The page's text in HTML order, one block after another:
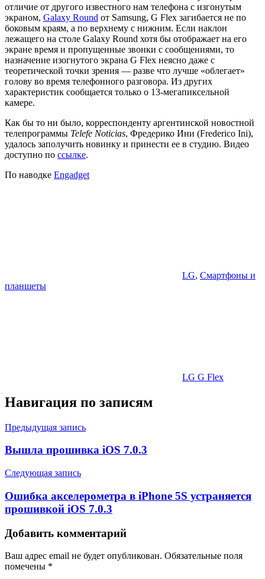
отличие от другого известного нам телефона с изгонутым
экраном, Galaxy Round от Samsung, G Flex загибается не по
боковым краям, а по верхнему с нижним. Если наклон
лежащего на столе Galaxy Round хотя бы отображает на его
экране время и пропущенные звонки с сообщениями, то
назначение изогнутого экрана G Flex неясно даже с
теоретической точки зрения — разве что лучше «облегает»
голову во время телефонного разговора. Из других
характеристик сообщается только о 13-мегапиксельной
камере.
Как бы то ни было, корреспонденту аргентинской новостной
телепрограммы Telefe Noticias, Фредерико Ини (Frederico Ini),
удалось заполучить новинку и принести ее в студию. Видео
доступно по ссылке.
По наводке Engadget
LG, Смартфоны и
планшеты
LG G Flex
Навигация по записям
Предыдущая запись
Вышла прошивка iOS 7.0.3
Следующая запись
Ошибка акселерометра в iPhone 5S устраняется
прошивкой iOS 7.0.3
Добавить комментарий
Ваш адрес email не будет опубликован. Обязательные поля
помечены *